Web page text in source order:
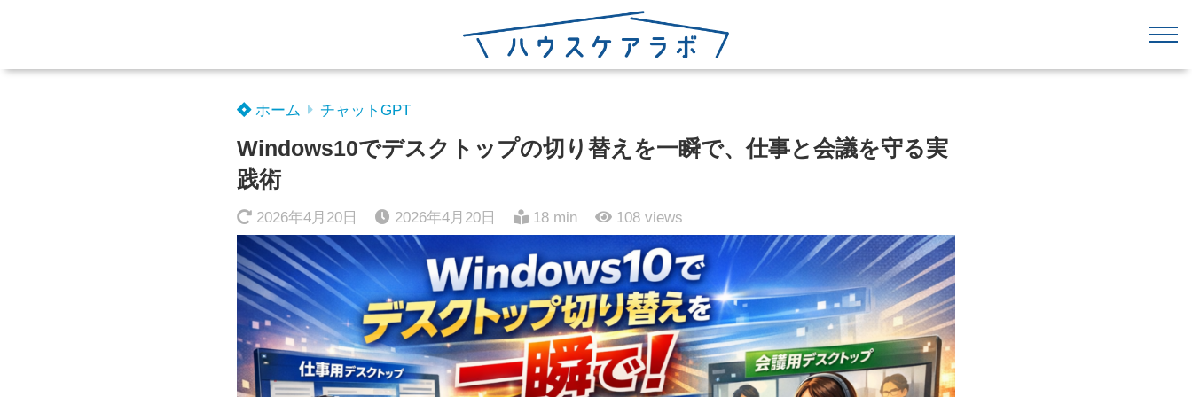
ホーム チャットGPT
Windows10でデスクトップの切り替えを一瞬で、仕事と会議を守る実
践術
2026年4月20日 2026年4月20日 18 min 108 views